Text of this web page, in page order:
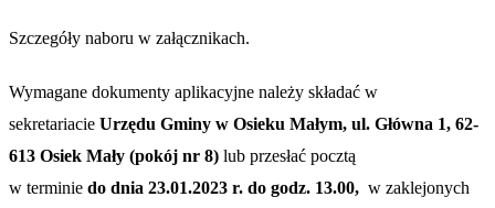
Szczegóły naboru w załącznikach.
Wymagane dokumenty aplikacyjne należy składać w
sekretariacie Urzędu Gminy w Osieku Małym, ul. Główna 1, 62-
613 Osiek Mały (pokój nr 8) lub przesłać pocztą
w terminie do dnia 23.01.2023 r. do godz. 13.00, w zaklejonych